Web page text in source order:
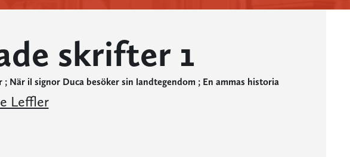
skrifter 1
När il signor Duca besöker sin landtegendom ; En ammas historia
Leffler